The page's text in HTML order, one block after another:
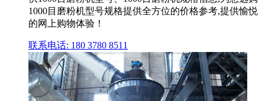
1000目磨粉机型号规格提供全方位的价格参考,提供愉悦
的网上购物体验！
联系电话: 180 3780 8511